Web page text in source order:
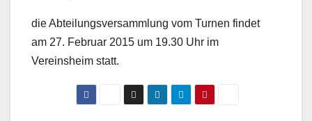
die Abteilungsversammlung vom Turnen findet
am 27. Februar 2015 um 19.30 Uhr im
Vereinsheim statt.